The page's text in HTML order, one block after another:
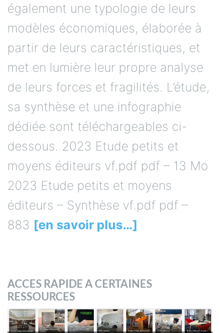
également une typologie de leurs
modèles économiques, élaborée à
partir de leurs caractéristiques, et
met en lumière leur propre analyse
de leurs forces et fragilités. L’étude,
sa synthèse et une infographie
dédiée sont téléchargeables ci-
dessous. 2023 Etude petits et
moyens éditeurs vf.pdf pdf – 13 Mo
2023 Etude petits et moyens
éditeurs – Synthèse vf.pdf pdf –
883 [en savoir plus…]
ACCES RAPIDE A CERTAINES
RESSOURCES